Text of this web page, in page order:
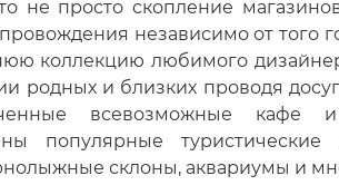
не просто скопление
независимо от того
коллекцию любимого
родных и близких проводя
всевозможные
популярные туристические
склоны, аквариумы и